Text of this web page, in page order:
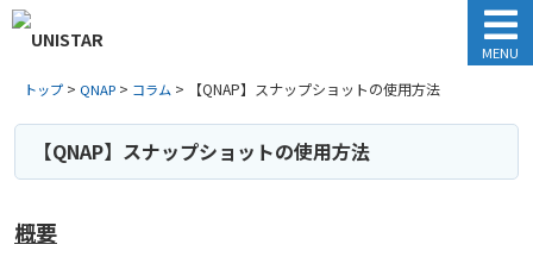
MENU
トップ > QNAP > コラム > 【QNAP】スナップショットの使用方法
【QNAP】スナップショットの使用方法
概要